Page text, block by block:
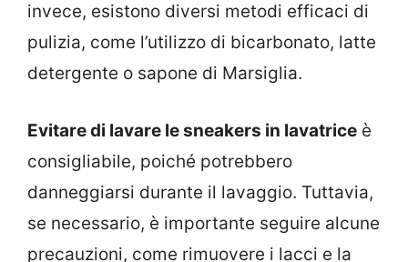
invece, esistono diversi metodi efficaci di
pulizia, come l’utilizzo di bicarbonato, latte
detergente o sapone di Marsiglia.
Evitare di lavare le sneakers in lavatrice è
consigliabile, poiché potrebbero
danneggiarsi durante il lavaggio. Tuttavia,
se necessario, è importante seguire alcune
precauzioni, come rimuovere i lacci e la